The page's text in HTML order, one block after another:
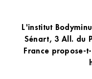
L'institut
Sénart, 3 All. du
France propose-